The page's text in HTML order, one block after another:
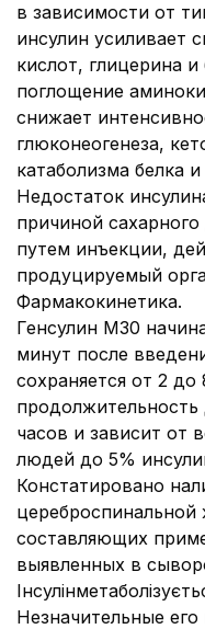
в зависимости от
инсулин усиливает
кислот, глицерина
поглощение
снижает
глюконеогенеза,
катаболизма белка
Недостаток
причиной
путем инъекции,
продуцируемый
Фармакокинетика.
Генсулин М30
минут после
сохраняется от 2 до
продолжительность
часов и зависит от
людей до 5%
Констатировано
составляющих
выявленных в
Незначительные его